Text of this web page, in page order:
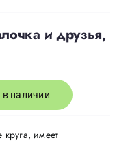
и друзья,
в наличии
имеет